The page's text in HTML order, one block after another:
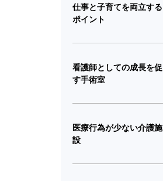
仕事と子育てを両立する
ポイント
看護師としての成長を促
す手術室
医療行為が少ない介護施
設